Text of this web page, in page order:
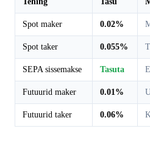
Spot maker 0.02%
Spot taker 0.055%
SEPA sissemakse Tasuta
Futuurid maker 0.01%
Futuurid taker 0.06%